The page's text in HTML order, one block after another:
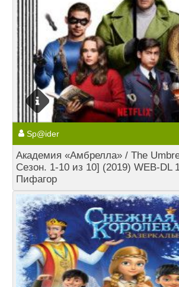
Sp@ider
Академия «Амбрелла» / The
Сезон. 1-10 из 10] (2019) WEB-DL
Пифагор